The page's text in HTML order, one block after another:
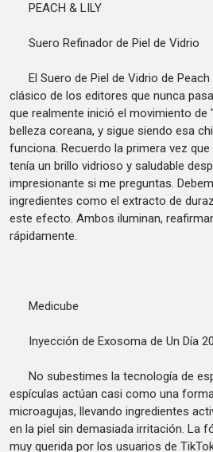
PEACH & LILY
Suero Refinador de Piel de Vidrio
El Suero de Piel de Vidrio de Peach
clásico de los editores que nunca
que realmente inició el movimiento de
belleza coreana, y sigue siendo esa
funciona. Recuerdo la primera vez
tenía un brillo vidrioso y saludable
impresionante si me preguntas.
ingredientes como el extracto de
este efecto. Ambos iluminan,
rápidamente.
Medicube
Inyección de Exosoma de Un Día
No subestimes la tecnología de
espículas actúan casi como una
microagujas, llevando ingredientes
en la piel sin demasiada irritación. La
muy querida por los usuarios de